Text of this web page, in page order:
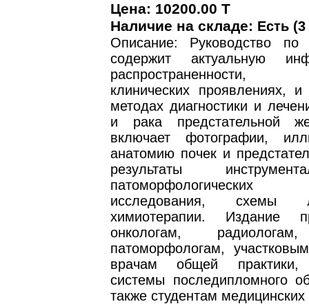
Цена: 10200.00 T
Наличие на складе: Есть
Описание: Руководство по
содержит актуальную
распространенности,
клинических проявлениях,
методах диагностики и
и рака предстательной
включает фотографии,
анатомию почек и
результаты
исследования, схемы
химиотерапии. Издание
онкологам,
патоморфологам,
врачам общей практики,
системы последипломного
также студентам медицинских